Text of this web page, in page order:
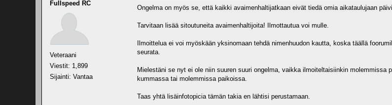
Fullspeed RC
Veteraani
Viestit: 1,899
Sijainti: Vantaa
Ongelma on myös se, että kaikki avaimenhaltijatkaan eivät tiedä omia aikataulujaan
Tarvitaan lisää sitoutuneita avaimenhaltijoita! Ilmottautua voi mulle.
Ilmoittelua ei voi myöskään yksinomaan tehdä nimenhuudon kautta, koska täällä
seurata.
Mielestäni se nyt ei ole niin suuren suuri ongelma, vaikka ilmoiteltaisiinkin
kummassa tai molemmissa paikoissa.
Taas yhtä lisäinfotopicia tämän takia en lähtisi perustamaan.